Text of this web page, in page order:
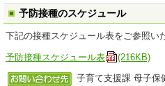
予防接種のスケジュール
下記の接種スケジュール表をご参照い
予防接種スケジュール表 (216KB)
子育て支援課 母子